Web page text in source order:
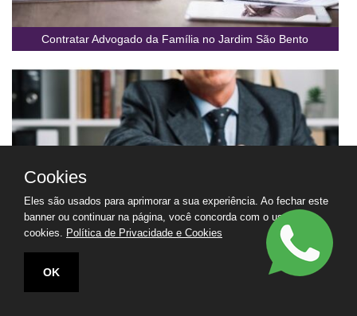
Contratar Advogado da Família no Jardim São Bento
Cookies
Eles são usados para aprimorar a sua experiência. Ao fechar este
banner ou continuar na página, você concorda com o uso de
cookies. Política de Privacidade e Cookies
OK